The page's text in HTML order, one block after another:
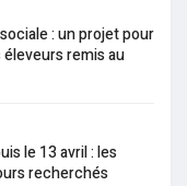
: un projet pour
remis au
le 13 avril : les
recherchés